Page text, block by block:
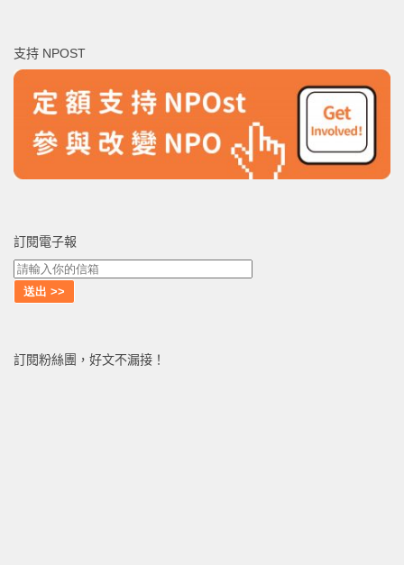
字:
支持 NPOST
訂閱電子報
訂閱粉絲團，好文不漏接！